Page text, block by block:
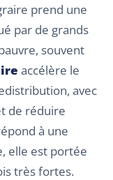
prend une
par de grands
souvent
accélère le
avec
de réduire
à une
elle est portée
très fortes.